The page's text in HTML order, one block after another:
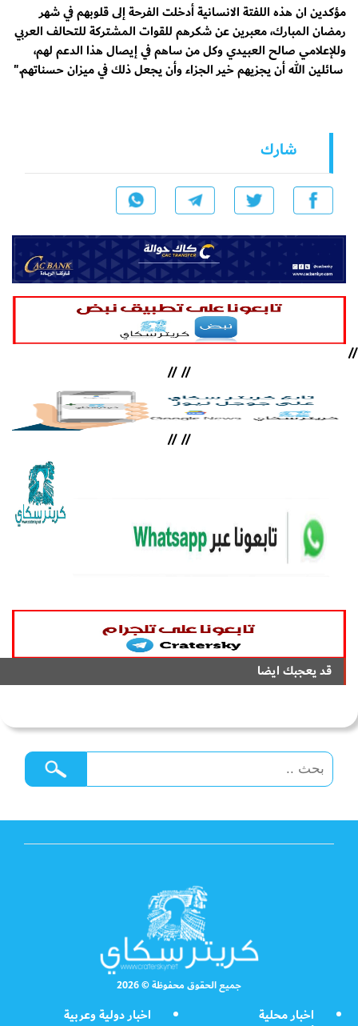
مؤكدين ان هذه اللفتة الانسانية أدخلت الفرحة إلى قلوبهم في شهر
رمضان المبارك، معبرين عن شكرهم للقوات المشتركة للتحالف العربي
وللإعلامي صالح العبيدي وكل من ساهم في إيصال هذا الدعم لهم،
سائلين الله أن يجزيهم خير الجزاء وأن يجعل ذلك في ميزان حسناتهم."
شارك
//
//
//
//
//
قد يعجبك ايضا
جميع الحقوق محفوظة © 2026
اخبار محلية
اخبار دولية وعربية